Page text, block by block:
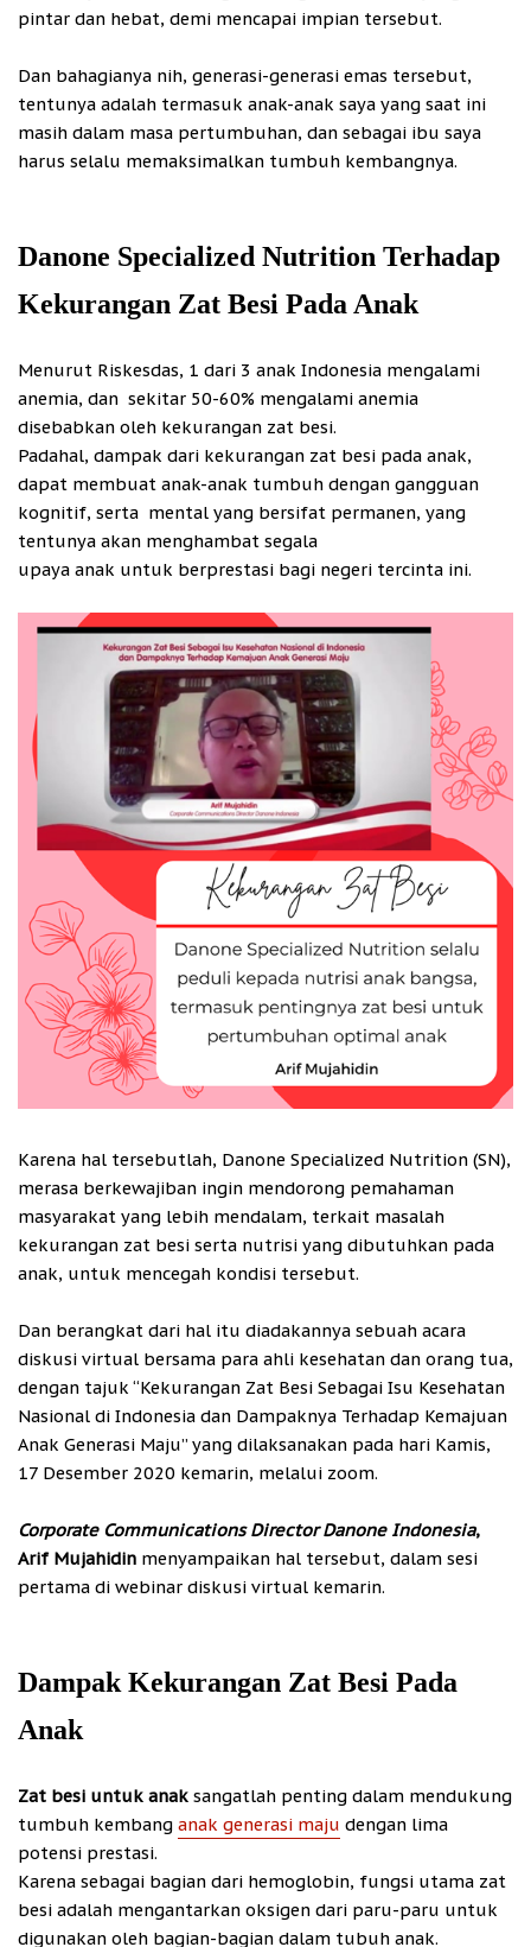
pintar dan hebat, demi mencapai impian tersebut.
Dan bahagianya nih, generasi-generasi emas tersebut,
tentunya adalah termasuk anak-anak saya yang saat ini
masih dalam masa pertumbuhan, dan sebagai ibu saya
harus selalu memaksimalkan tumbuh kembangnya.
Danone Specialized Nutrition Terhadap
Kekurangan Zat Besi Pada Anak
Menurut Riskesdas, 1 dari 3 anak Indonesia mengalami
anemia, dan sekitar 50-60% mengalami anemia
disebabkan oleh kekurangan zat besi.
Padahal, dampak dari kekurangan zat besi pada anak,
dapat membuat anak-anak tumbuh dengan gangguan
kognitif, serta mental yang bersifat permanen, yang
tentunya akan menghambat segala
upaya anak untuk berprestasi bagi negeri tercinta ini.
Karena hal tersebutlah, Danone Specialized Nutrition (SN),
merasa berkewajiban ingin mendorong pemahaman
masyarakat yang lebih mendalam, terkait masalah
kekurangan zat besi serta nutrisi yang dibutuhkan pada
anak, untuk mencegah kondisi tersebut.
Dan berangkat dari hal itu diadakannya sebuah acara
diskusi virtual bersama para ahli kesehatan dan orang tua,
dengan tajuk “Kekurangan Zat Besi Sebagai Isu Kesehatan
Nasional di Indonesia dan Dampaknya Terhadap Kemajuan
Anak Generasi Maju” yang dilaksanakan pada hari Kamis,
17 Desember 2020 kemarin, melalui zoom.
Corporate Communications Director Danone Indonesia,
Arif Mujahidin menyampaikan hal tersebut, dalam sesi
pertama di webinar diskusi virtual kemarin.
Dampak Kekurangan Zat Besi Pada
Anak
Zat besi untuk anak sangatlah penting dalam mendukung
tumbuh kembang anak generasi maju dengan lima
potensi prestasi.
Karena sebagai bagian dari hemoglobin, fungsi utama zat
besi adalah mengantarkan oksigen dari paru-paru untuk
digunakan oleh bagian-bagian dalam tubuh anak.